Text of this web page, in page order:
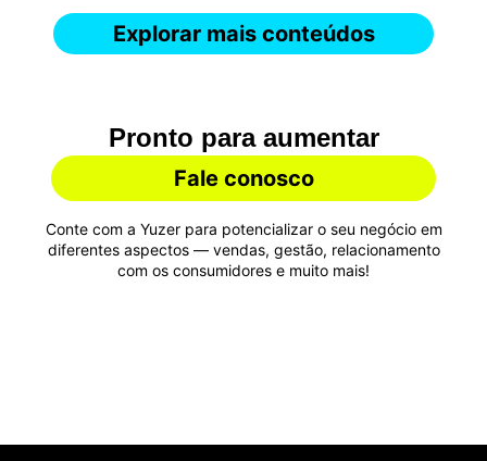
Explorar mais conteúdos
Pronto para aumentar
suas vendas?
Fale conosco
Conte com a Yuzer para potencializar o seu negócio em
diferentes aspectos — vendas, gestão, relacionamento
com os consumidores e muito mais!